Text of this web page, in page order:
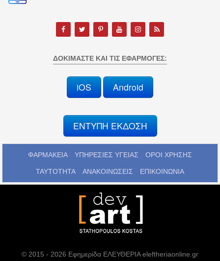
ΔΟΚΙΜΆΣΤΕ ΚΑΙ ΤΙΣ ΕΦΑΡΜΟΓΈΣ:
iOS Android
ΕΝΤΥΠΗ ΕΚΔΟΣΗ
ΦΑΡΜΑΚΕΙΑ ΥΠΗΡΕΣΙΕΣ ΥΓΕΙΑΣ ΟΡΟΙ ΧΡΗΣΗΣ
ΤΑΥΤΟΤΗΤΑ ΑΝΑΚΟΙΝΩΣΕΙΣ ΕΠΙΚΟΙΝΩΝΙΑ
© 2015 - 2026 Εφημερίδα ΕΛΕΥΘΕΡΙΑ eleftheriaonline.gr